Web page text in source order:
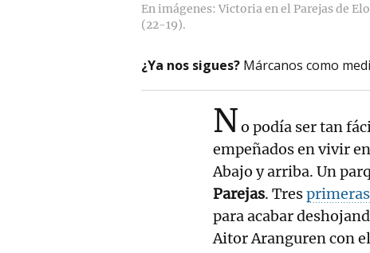
En imágenes: Victoria en el Parejas de
(22-19).
¿Ya nos sigues? Márcanos como
No podía ser tan
empeñados en vivir
Abajo y arriba. Un
Parejas. Tres
para acabar
Aitor Aranguren con